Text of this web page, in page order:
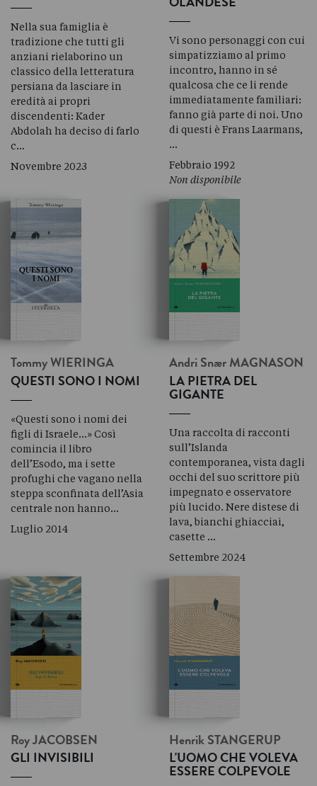
Nella sua famiglia è
tradizione che tutti gli
anziani rielaborino un
classico della letteratura
persiana da lasciare in
eredità ai propri
discendenti: Kader
Abdolah ha deciso di farlo
c…
Novembre 2023
OLANDESE
Vi sono personaggi con cui
simpatizziamo al primo
incontro, hanno in sé
qualcosa che ce li rende
immediatamente familiari:
fanno già parte di noi. Uno
di questi è Frans Laarmans,
…
Febbraio 1992
Non disponibile
Tommy WIERINGA
QUESTI SONO I NOMI
«Questi sono i nomi dei
figli di Israele…» Così
comincia il libro
dell’Esodo, ma i sette
profughi che vagano nella
steppa sconfinata dell’Asia
centrale non hanno…
Luglio 2014
Andri Snær MAGNASON
LA PIETRA DEL
GIGANTE
Una raccolta di racconti
sull’Islanda
contemporanea, vista dagli
occhi del suo scrittore più
impegnato e osservatore
più lucido. Nere distese di
lava, bianchi ghiacciai,
casette …
Settembre 2024
Roy JACOBSEN
GLI INVISIBILI
Henrik STANGERUP
L'UOMO CHE VOLEVA
ESSERE COLPEVOLE